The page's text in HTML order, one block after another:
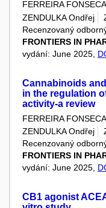
FERREIRA
ZENDULKA Ondřej
Recenzovaný
FRONTIERS IN
vydání: June 2025,
Cannabinoids
in the regulation
activity-a review
FERREIRA
ZENDULKA Ondřej
Recenzovaný
FRONTIERS IN
vydání: June 2025,
CB1 agonist